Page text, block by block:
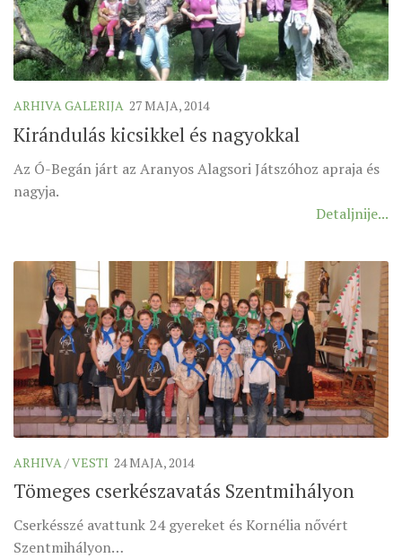
MOTO I LOGO
SINODSKI URED
KOORDINACIONA GRUPA
RADNE GRUPE SINODE
SINODSKI VESNIK
ZAŠTITA MALOLJETNIKA
ARHIVA GALERIJA 27 MAJA, 2014
Kirándulás kicsikkel és nagyokkal
Az Ó-Begán járt az Aranyos Alagsori Játszóhoz apraja és
nagyja.
Detaljnije...
ARHIVA /VESTI 24 MAJA, 2014
Tömeges cserkészavatás Szentmihályon
Cserkésszé avattunk 24 gyereket és Kornélia nővért
Szentmihályon…